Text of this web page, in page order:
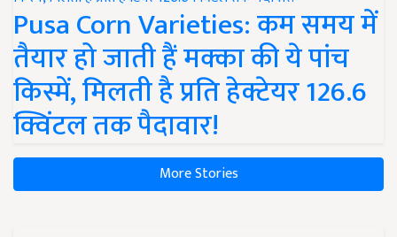
Pusa Corn Varieties: कम समय में
तैयार हो जाती हैं मक्का की ये पांच
किस्में, मिलती है प्रति हेक्टेयर 126.6
क्विंटल तक पैदावार!
More Stories